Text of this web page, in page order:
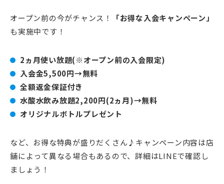
オープン前の今がチャンス！
「お得な入会キャンペーン」
も実施中です！
2ヵ月使い放題(※オープン前の入会限定)
入会金5,500円→無料
全額返金保証付き
水酸水飲み放題2,200円(2ヵ月)→無料
オリジナルボトルプレゼント
など、お得な特典が盛りだくさん♪キャンペーン内容は店
舗によって異なる場合もあるので、詳細はLINEで確認し
ましょう！